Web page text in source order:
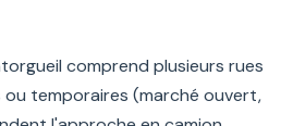
comprend plusieurs rues
temporaires (marché ouvert,